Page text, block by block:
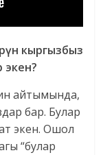
кыргызбыз
айтымында,
бар. Булар
экен. Ошол
“булар